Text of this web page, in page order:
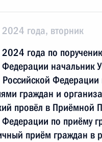
года, вторник
года по
Федерации начальник
Российской Федерации
граждан и
провёл в Приёмной
Федерации по приёму
приём граждан в